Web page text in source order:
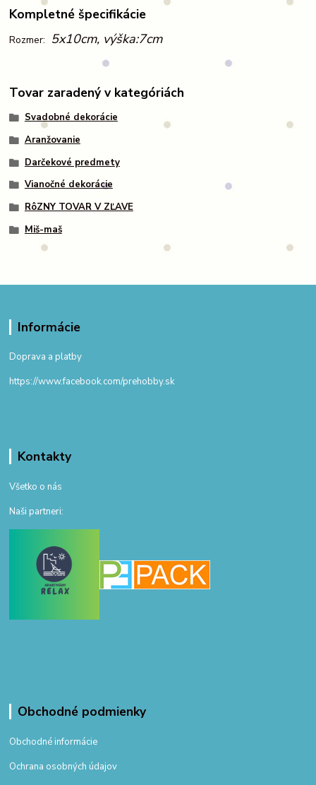
Kompletné špecifikácie
Rozmer: 5x10cm, výška:7cm
Tovar zaradený v kategóriách
Svadobné dekorácie
Aranžovanie
Darčekové predmety
Vianočné dekorácie
RôZNY TOVAR V ZĽAVE
Miš-maš
Informácie
Doprava a platby
https://www.facebook.com/prehobby.sk
Kontakty
Všetko o nás
Naši partneri:
Obchodné podmienky
Obchodné informácie
Ochrana osobných údajov